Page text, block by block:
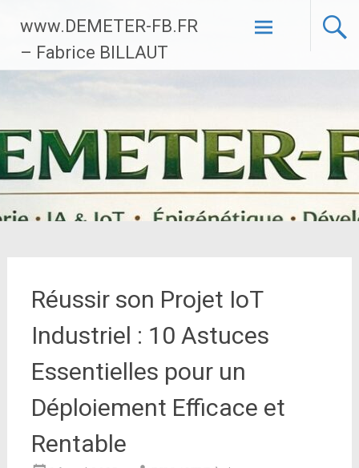
contenu
principal
www.DEMETER-FB.FR
– Fabrice BILLAUT
Réussir son Projet IoT
Industriel : 10 Astuces
Essentielles pour un
Déploiement Efficace et
Rentable